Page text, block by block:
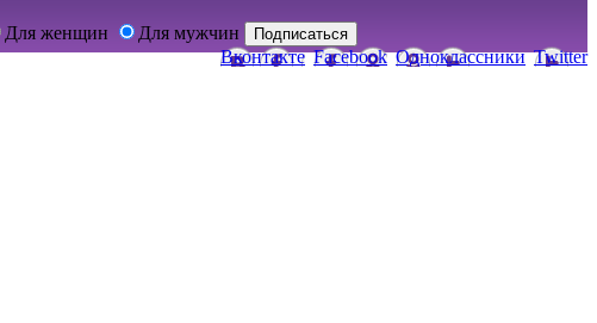
Для женщин Для мужчин Подписаться
Вконтакте Facebook Одноклассники Twitter